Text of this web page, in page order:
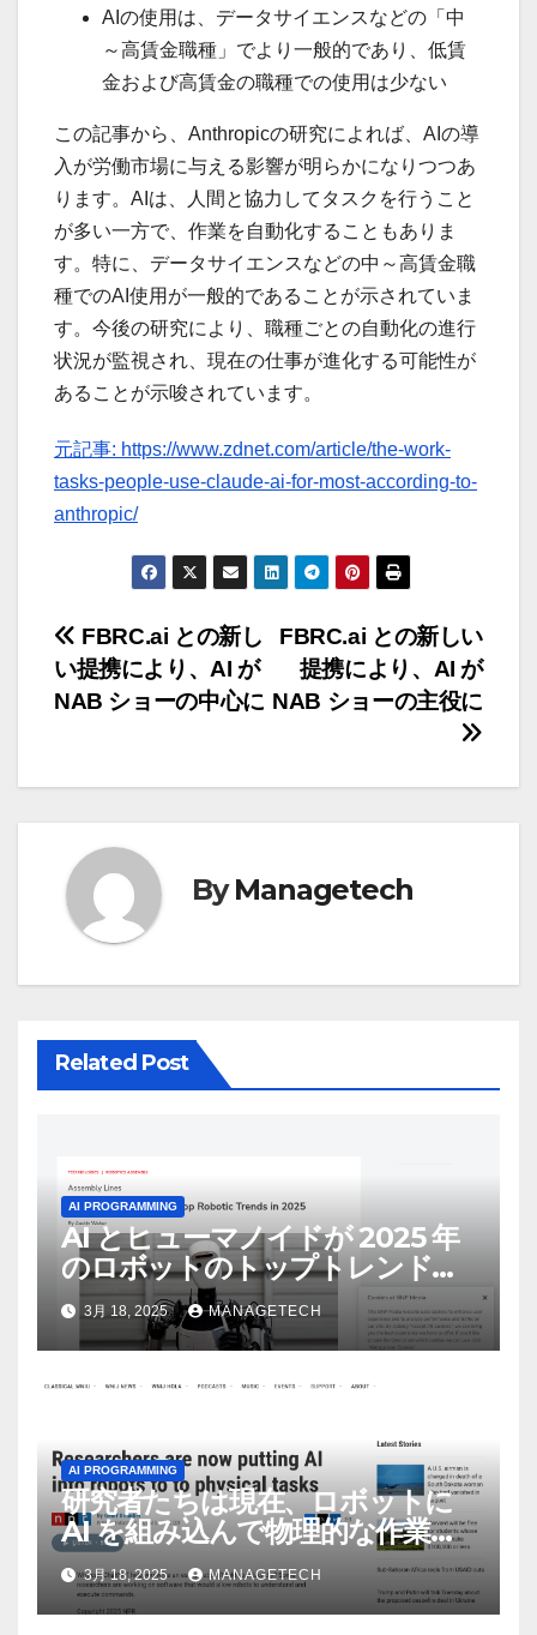
AIの使用は、データサイエンスなどの「中
～高賃金職種」でより一般的であり、低賃
金および高賃金の職種での使用は少ない
この記事から、Anthropicの研究によれば、AIの導
入が労働市場に与える影響が明らかになりつつあ
ります。AIは、人間と協力してタスクを行うこと
が多い一方で、作業を自動化することもありま
す。特に、データサイエンスなどの中～高賃金職
種でのAI使用が一般的であることが示されていま
す。今後の研究により、職種ごとの自動化の進行
状況が監視され、現在の仕事が進化する可能性が
あることが示唆されています。
元記事: https://www.zdnet.com/article/the-work-
tasks-people-use-claude-ai-for-most-according-to-
anthropic/
投
稿
ビ
ゲ
ー
シ
ョ
ン
FBRC.ai との新しい
提携により、AI が
NAB ショーの主役に
FBRC.ai との新し
い提携により、AI が
NAB ショーの中心に
ByManagetech
Related Post
AI PROGRAMMING
AI とヒューマノイドが 2025 年
のロボットのトップトレンドに |
ASSEMBLY
3月 18, 2025 MANAGETECH
AI PROGRAMMING
研究者たちは現在、ロボットに
AI を組み込んで物理的な作業を
実行させている | ノーザン パブ
リック ラジオ: WNIJ および
WNIU
3月 18, 2025 MANAGETECH